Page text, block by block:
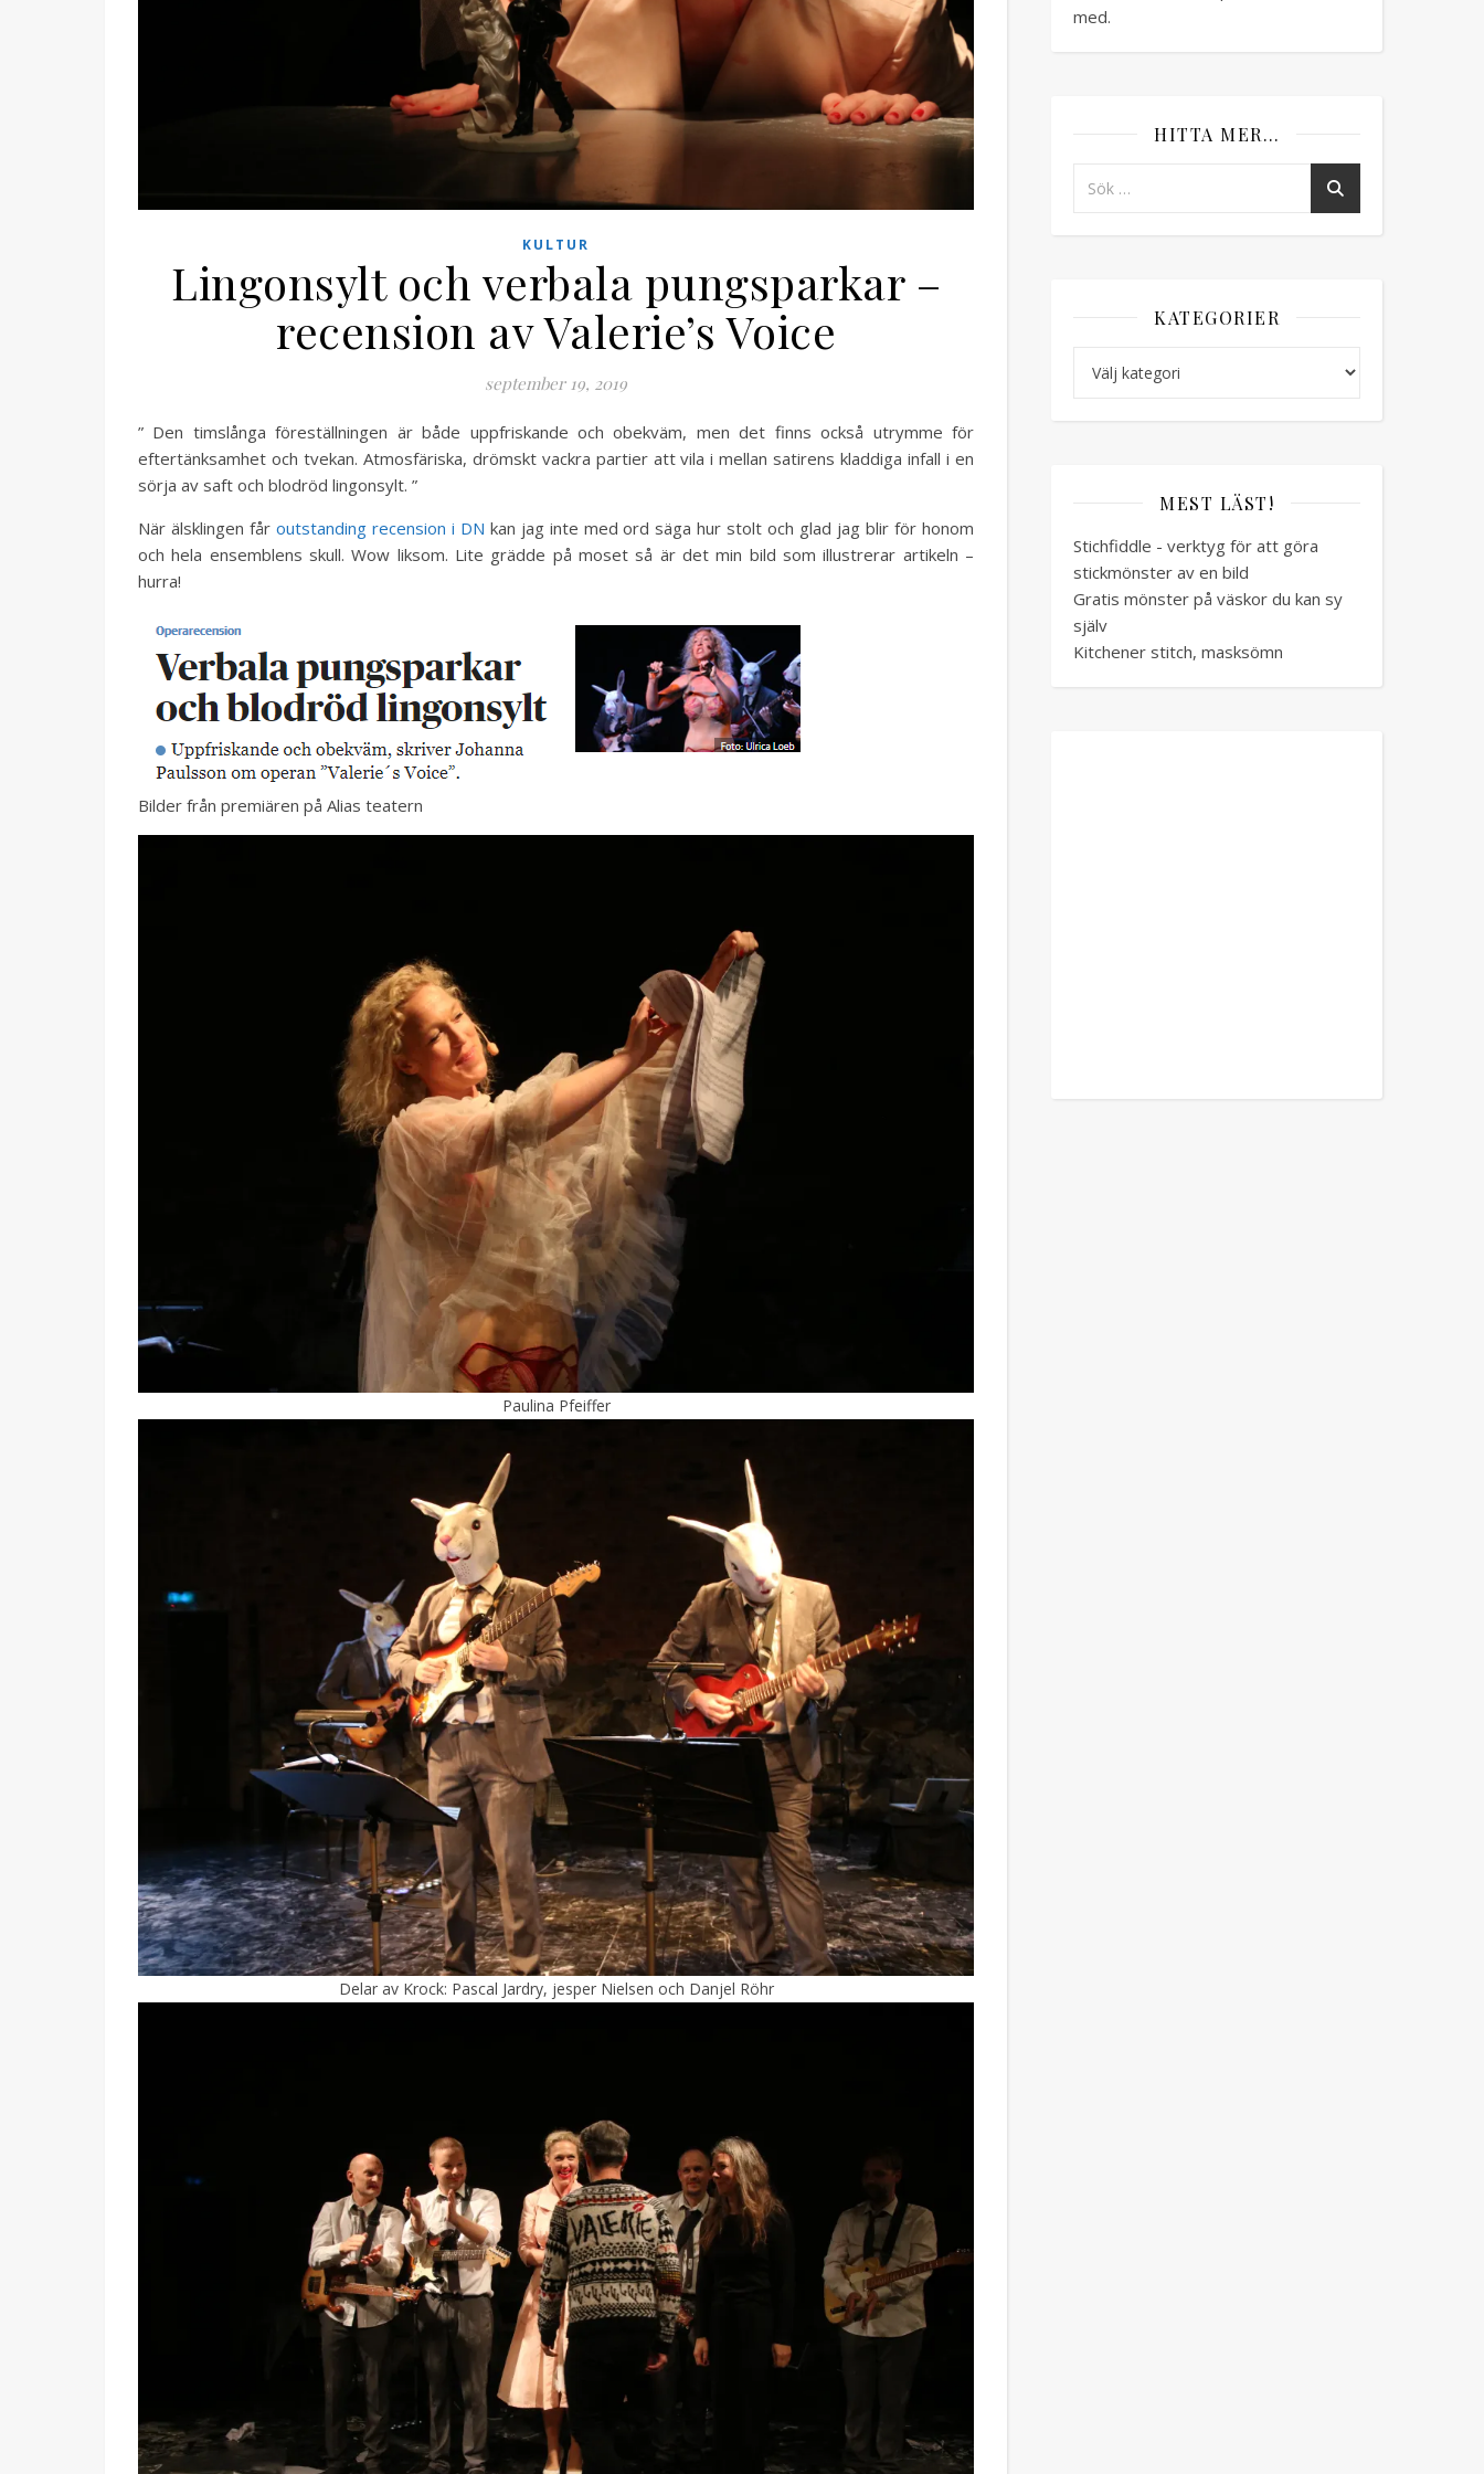
KULTUR
Lingonsylt och verbala pungsparkar –
recension av Valerie’s Voice
september 19, 2019
” Den timslånga föreställningen är både uppfriskande och obekväm, men det finns också utrymme för
eftertänksamhet och tvekan. Atmosfäriska, drömskt vackra partier att vila i mellan satirens kladdiga infall i en
sörja av saft och blodröd lingonsylt. ”
När älsklingen får outstanding recension i DN kan jag inte med ord säga hur stolt och glad jag blir för honom
och hela ensemblens skull. Wow liksom. Lite grädde på moset så är det min bild som illustrerar artikeln –
hurra!
Bilder från premiären på Alias teatern
Paulina Pfeiffer
Delar av Krock: Pascal Jardry, jesper Nielsen och Danjel Röhr
med.
HITTA MER…
KATEGORIER
MEST LÄST!
Stichfiddle - verktyg för att göra
stickmönster av en bild
Gratis mönster på väskor du kan sy
själv
Kitchener stitch, masksömn